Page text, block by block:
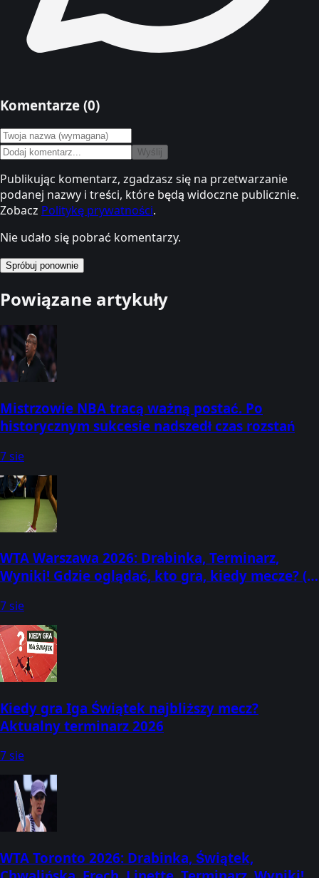
Komentarze (0)
Wyślij
Publikując komentarz, zgadzasz się na przetwarzanie
podanej nazwy i treści, które będą widoczne publicznie.
Zobacz Politykę prywatności.
Nie udało się pobrać komentarzy.
Spróbuj ponownie
Powiązane artykuły
Mistrzowie NBA tracą ważną postać. Po
historycznym sukcesie nadszedł czas rozstań
7 sie
WTA Warszawa 2026: Drabinka, Terminarz,
Wyniki! Gdzie oglądać, kto gra, kiedy mecze? (2-
7 sie
Kiedy gra Iga Świątek najbliższy mecz?
Aktualny terminarz 2026
7 sie
WTA Toronto 2026: Drabinka, Świątek,